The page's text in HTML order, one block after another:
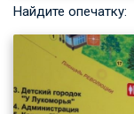
Найдите опечатку: